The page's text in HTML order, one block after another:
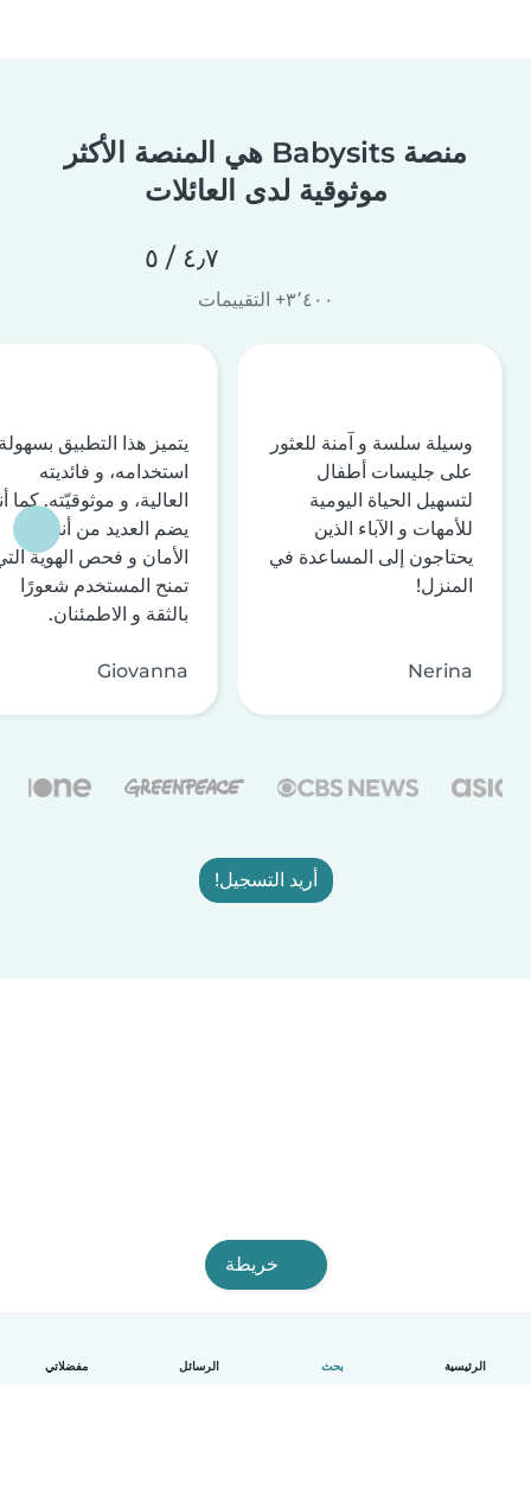
الرئيسية بحث الرسائل مفضلاتي
منصة Babysits هي المنصة الأكثر
موثوقية لدى العائلات
٤٫٧ / ٥
٣٬٤٠٠+ التقييمات
وسيلة سلسة و آمنة للعثور
على جليسات أطفال
لتسهيل الحياة اليومية
للأمهات و الآباء الذين
يحتاجون إلى المساعدة في
المنزل!
Nerina
يتميز هذا التطبيق
استخدامه، و فائديته
العالية، و موثوقيّته. كما
يضم العديد من أنظمة
الأمان و فحص الهوية
تمنح المستخدم شعورًا
بالثقة و الاطمئنان.
Giovanna
أريد التسجيل!
خريطة